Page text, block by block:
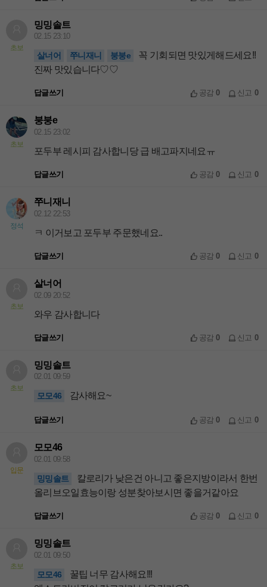
초보
밍밍솔트
02.15 23:10
살너어 쭈니재니 붕붕e
꼭 기회되면 맛있게해드세요!!
진짜 맛있습니다♡♡
답글쓰기 공감0 신고 0
초보
붕붕e
02.15 23:02
포두부 레시피 감사합니당 급 배고파지네요ㅠ
답글쓰기 공감0 신고 0
정석
쭈니재니
02.12 22:53
ㅋ 이거보고 포두부 주문했네요..
답글쓰기 공감0 신고 0
초보
살너어
02.09 20:52
와우 감사합니다
답글쓰기 공감0 신고 0
초보
밍밍솔트
02.01 09:59
모모46 감사해요~
답글쓰기 공감0 신고 0
입문
모모46
02.01 09:58
밍밍솔트
칼로리가 낮은건 아니고 좋은지방이라서 한번
올리브오일효능이랑 성분찾아보시면 좋을거같아요
답글쓰기 공감0 신고 0
초보
밍밍솔트
02.01 09:50
모모46
꿀팁 너무 감사해요!!!